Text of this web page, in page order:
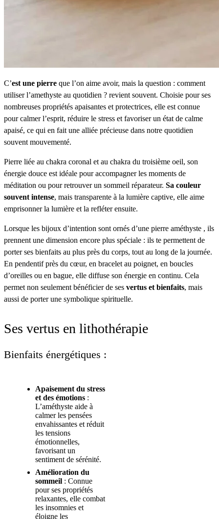
C’est une pierre que l’on aime avoir, mais la question : comment
utiliser l’amethyste au quotidien ? revient souvent. Choisie pour ses
nombreuses propriétés apaisantes et protectrices, elle est connue
pour calmer l’esprit, réduire le stress et favoriser un état de calme
apaisé, ce qui en fait une alliée précieuse dans notre quotidien
souvent mouvementé.
Pierre liée au chakra coronal et au chakra du troisième oeil, son
énergie douce est idéale pour accompagner les moments de
méditation ou pour retrouver un sommeil réparateur. Sa couleur
souvent intense, mais transparente à la lumière captive, elle aime
emprisonner la lumière et la refléter ensuite.
Lorsque les bijoux d’intention sont ornés d’une pierre améthyste , ils
prennent une dimension encore plus spéciale : ils te permettent de
porter ses bienfaits au plus près du corps, tout au long de la journée.
En pendentif près du cœur, en bracelet au poignet, en boucles
d’oreilles ou en bague, elle diffuse son énergie en continu. Cela
permet non seulement bénéficier de ses vertus et bienfaits, mais
aussi de porter une symbolique spirituelle.
Ses vertus en lithothérapie
Bienfaits énergétiques :
Apaisement du stress
et des émotions :
L’améthyste aide à
calmer les pensées
envahissantes et réduit
les tensions
émotionnelles,
favorisant un
sentiment de sérénité.
Amélioration du
sommeil : Connue
pour ses propriétés
relaxantes, elle combat
les insomnies et
éloigne les